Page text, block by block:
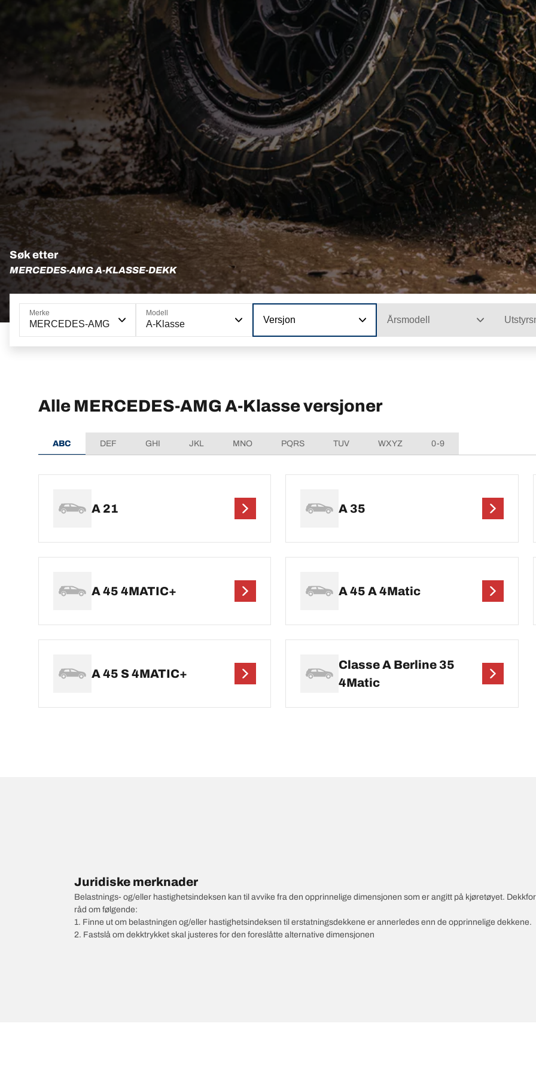
Søk etter
MERCEDES-AMG A-KLASSE-DEKK
Merke
MERCEDES-AMG
Modell
A-Klasse Versjon Årsmodell
Alle MERCEDES-AMG A-Klasse versjoner
ABC DEF GHI JKL MNO PQRS TUV WXYZ 0-9
A 21 A 35
A 45 4MATIC+ A 45 A 4Matic
A 45 S 4MATIC+
Classe A Berline 35
4Matic
Juridiske merknader
Belastnings- og/eller hastighetsindeksen kan til avvike fra den opprinnelige dimensjonen som er angitt på kjøretøyet.
råd om følgende:
1. Finne ut om belastningen og/eller hastighetsindeksen til erstatningsdekkene er annerledes enn de opprinnelige dekkene.
2. Fastslå om dekktrykket skal justeres for den foreslåtte alternative dimensjonen